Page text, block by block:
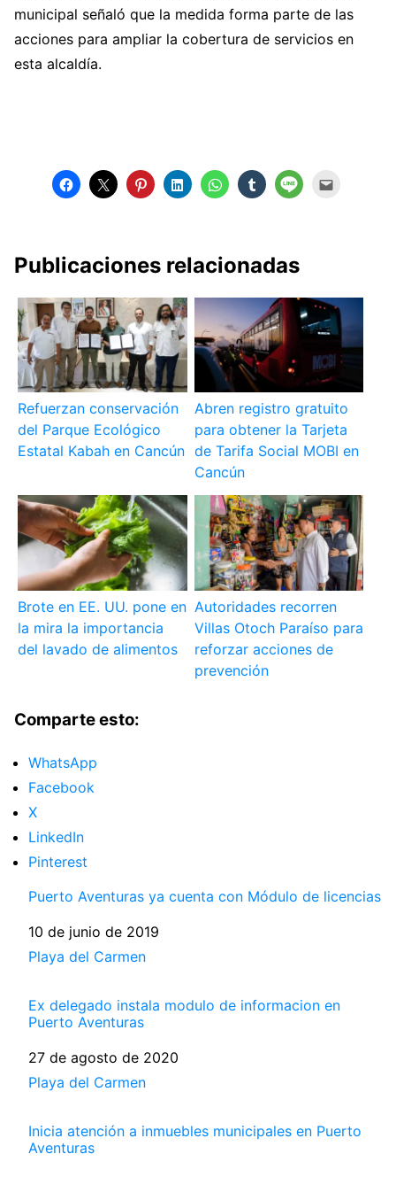
municipal señaló que la medida forma parte de las
acciones para ampliar la cobertura de servicios en
esta alcaldía.
Publicaciones relacionadas
Refuerzan conservación
del Parque Ecológico
Estatal Kabah en Cancún
Abren registro gratuito
para obtener la Tarjeta
de Tarifa Social MOBI en
Cancún
Brote en EE. UU. pone en
la mira la importancia
del lavado de alimentos
Autoridades recorren
Villas Otoch Paraíso para
reforzar acciones de
prevención
Comparte esto:
WhatsApp
Facebook
X
LinkedIn
Pinterest
Puerto Aventuras ya cuenta con Módulo de licencias
Fecha
10 de junio de 2019
Respecto a
Playa del Carmen
Ex delegado instala modulo de informacion en
Puerto Aventuras
Fecha
27 de agosto de 2020
Respecto a
Playa del Carmen
Inicia atención a inmuebles municipales en Puerto
Aventuras